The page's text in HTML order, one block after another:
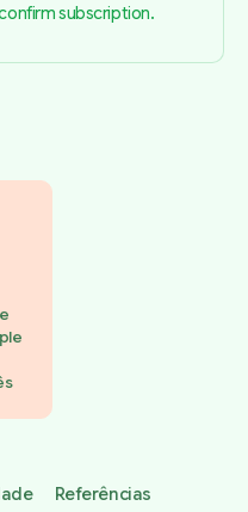
subscription.
Referências